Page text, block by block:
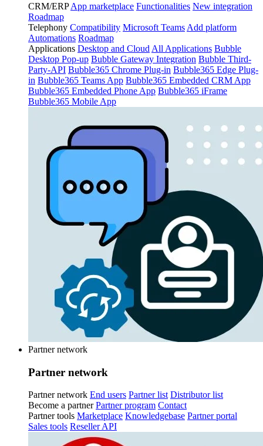
CRM/ERP App marketplace Functionalities New integration
Roadmap
Telephony Compatibility Microsoft Teams Add platform
Automations Roadmap
Applications Desktop and Cloud All Applications Bubble
Desktop Pop-up Bubble Gateway Integration Bubble Third-
Party-API Bubble365 Chrome Plug-in Bubble365 Edge Plug-
in Bubble365 Teams App Bubble365 Embedded CRM App
Bubble365 Embedded Phone App Bubble365 iFrame
Bubble365 Mobile App
Partner network
Partner network
Partner network End users Partner list Distributor list
Become a partner Partner program Contact
Partner tools Marketplace Knowledgebase Partner portal
Sales tools Reseller API